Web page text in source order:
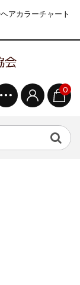
アカラーチャート
0